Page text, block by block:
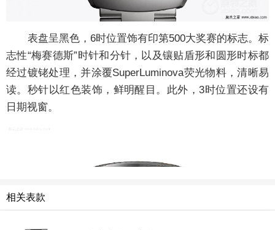
表盘呈黑色，6时位置饰有印第500大奖赛的标志。标
志性“梅赛德斯”时针和分针，以及镶贴盾形和圆形时标都
经过镀铑处理，并涂覆SuperLuminova荧光物料，清晰易
读。秒针以红色装饰，鲜明醒目。此外，3时位置还设有
日期视窗。
相关表款